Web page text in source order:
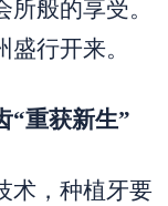
般的享受。
行开来。
重获新生”
术，种植牙要